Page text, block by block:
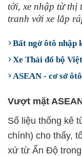
tới, xe nhập từ thị
tranh với xe lắp
Bất ngờ ôtô nhập
Xe Thái đổ bộ
ASEAN - cơ sở
Vượt mặt
Số liệu thống kê
chính) cho thấy,
xứ từ Ấn Độ